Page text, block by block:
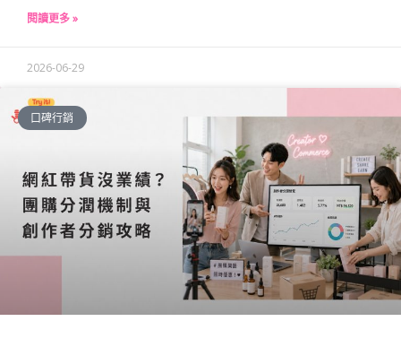
閱讀更多 »
2026-06-29
口碑行銷